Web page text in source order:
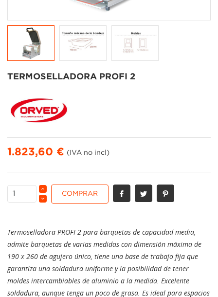
TERMOSELLADORA PROFI 2
1.823,60 € (IVA no incl)
COMPRAR
Termoselladora PROFI 2 para barquetas de capacidad media,
admite barquetas de varias medidas con dimensión máxima de
190 x 260 de agujero único, tiene una base de trabajo fija que
garantiza una soldadura uniforme y la posibilidad de tener
moldes intercambiables de aluminio a la medida. Excelente
soldadura, aunque tenga un poco de grasa. Es ideal para espacios